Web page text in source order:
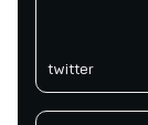
twitter